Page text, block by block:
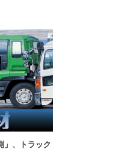
」、トラック